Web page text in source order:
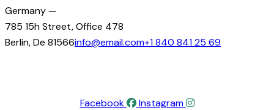
Germany —
785 15h Street, Office 478
Berlin, De 81566info@email.com+1 840 841 25 69
Facebook Instagram